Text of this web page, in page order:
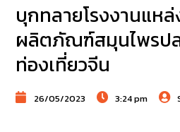
บุกทลายโรงงานแห
ผลิตภัณฑ์สมุนไพรป
ท่องเที่ยวจีน
26/05/2023 3:24 pm